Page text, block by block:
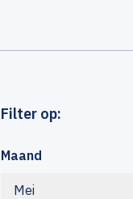
Filter op:
Maand
Mei